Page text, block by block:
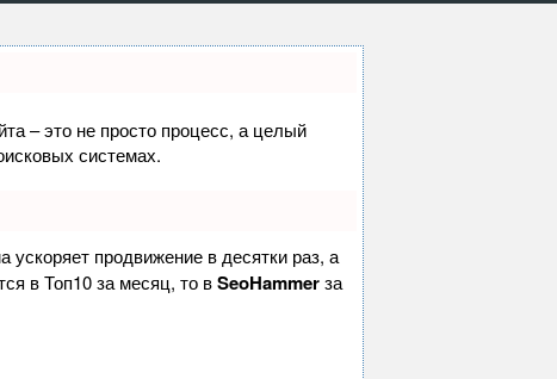
– это не просто процесс, а целый
системах.
ускоряет продвижение в десятки раз, а
в Топ10 за месяц, то вSeoHammerза